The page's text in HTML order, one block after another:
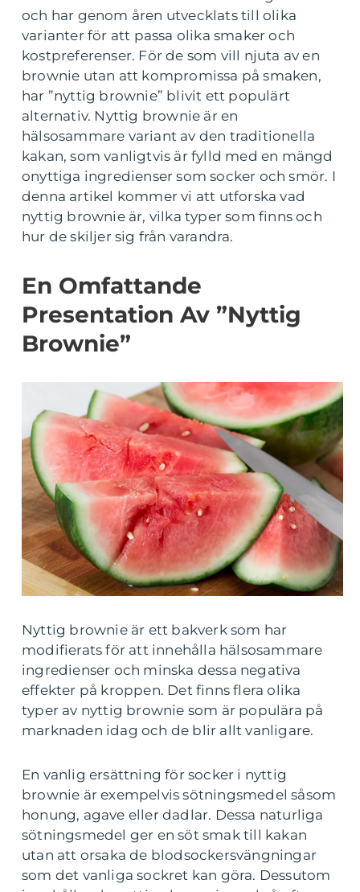
och har genom åren utvecklats till olika
varianter för att passa olika smaker och
kostpreferenser. För de som vill njuta av en
brownie utan att kompromissa på smaken,
har ”nyttig brownie” blivit ett populärt
alternativ. Nyttig brownie är en
hälsosammare variant av den traditionella
kakan, som vanligtvis är fylld med en mängd
onyttiga ingredienser som socker och smör. I
denna artikel kommer vi att utforska vad
nyttig brownie är, vilka typer som finns och
hur de skiljer sig från varandra.
En Omfattande
Presentation Av ”Nyttig
Brownie”
Nyttig brownie är ett bakverk som har
modifierats för att innehålla hälsosammare
ingredienser och minska dessa negativa
effekter på kroppen. Det finns flera olika
typer av nyttig brownie som är populära på
marknaden idag och de blir allt vanligare.
En vanlig ersättning för socker i nyttig
brownie är exempelvis sötningsmedel såsom
honung, agave eller dadlar. Dessa naturliga
sötningsmedel ger en söt smak till kakan
utan att orsaka de blodsockersvängningar
som det vanliga sockret kan göra. Dessutom